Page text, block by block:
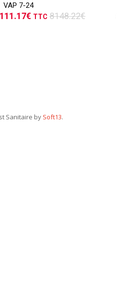
VAP 7-24
TTC 8148.22€
de devis
Sanitaire by Soft13.